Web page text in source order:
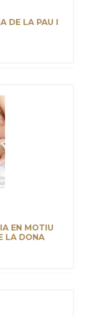
DE LA PAU I
EN MOTIU
LA DONA